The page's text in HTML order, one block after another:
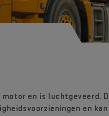
motor en is luchtgeveerd.
en